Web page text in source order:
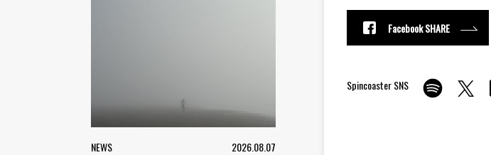
NEWS 2026.08.07
Facebook SHARE
Spincoaster SNS